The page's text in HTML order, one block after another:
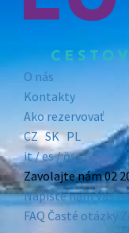
O nás
Kontakty
Ako rezervovať
CZ SK PL
it /es/ ös
Zavolajte nám02
Napíšte námVáš
FAQ Časté otázky